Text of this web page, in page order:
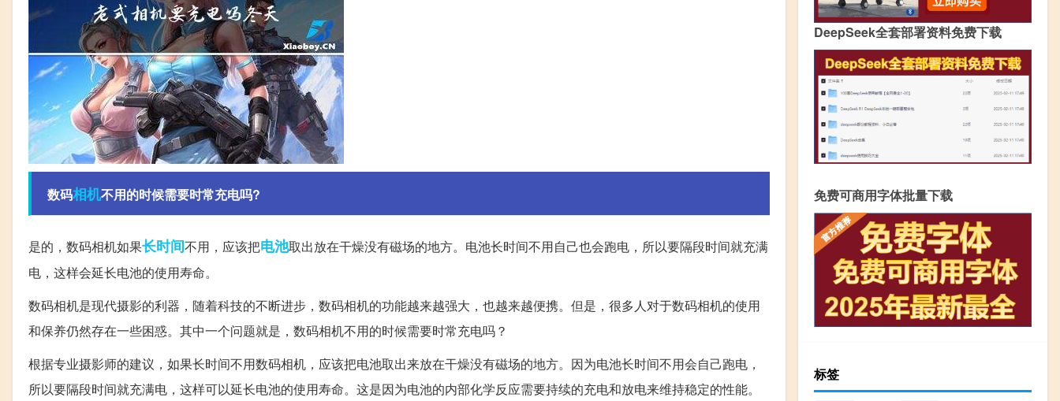
数码相机不用的时候需要时常充电吗?
是的，数码相机如果长时间不用，应该把电池取出放在干燥没有磁场的地方。电池长时间不用自己也会跑电，所以要隔段时间就充满
电，这样会延长电池的使用寿命。
数码相机是现代摄影的利器，随着科技的不断进步，数码相机的功能越来越强大，也越来越便携。但是，很多人对于数码相机的使用
和保养仍然存在一些困惑。其中一个问题就是，数码相机不用的时候需要时常充电吗？
根据专业摄影师的建议，如果长时间不用数码相机，应该把电池取出来放在干燥没有磁场的地方。因为电池长时间不用会自己跑电，
所以要隔段时间就充满电，这样可以延长电池的使用寿命。这是因为电池的内部化学反应需要持续的充电和放电来维持稳定的性能。
DeepSeek全套部署资料免费下载
免费可商用字体批量下载
标签